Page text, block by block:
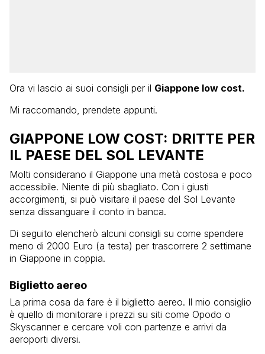
Ora vi lascio ai suoi consigli per il Giappone low cost.
Mi raccomando, prendete appunti.
GIAPPONE LOW COST: DRITTE PER
IL PAESE DEL SOL LEVANTE
Molti considerano il Giappone una metà costosa e poco
accessibile. Niente di più sbagliato. Con i giusti
accorgimenti, si può visitare il paese del Sol Levante
senza dissanguare il conto in banca.
Di seguito elencherò alcuni consigli su come spendere
meno di 2000 Euro (a testa) per trascorrere 2 settimane
in Giappone in coppia.
Biglietto aereo
La prima cosa da fare è il biglietto aereo. Il mio consiglio
è quello di monitorare i prezzi su siti come Opodo o
Skyscanner e cercare voli con partenze e arrivi da
aeroporti diversi.